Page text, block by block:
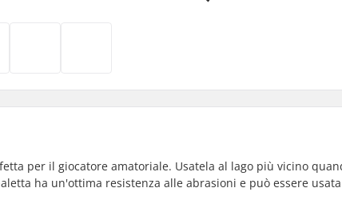
per il giocatore amatoriale. Usatela al lago più vicino
ha un'ottima resistenza alle abrasioni e può essere usata